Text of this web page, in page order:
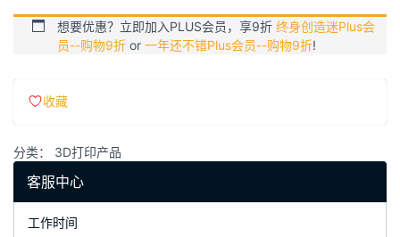
至
¥23.00想要优惠？立即加入PLUS会员，享9折 终身创造迷Plus会
员--购物9折 or 一年还不错Plus会员--购物9折!
收藏
分类： 3D打印产品
客服中心
工作时间